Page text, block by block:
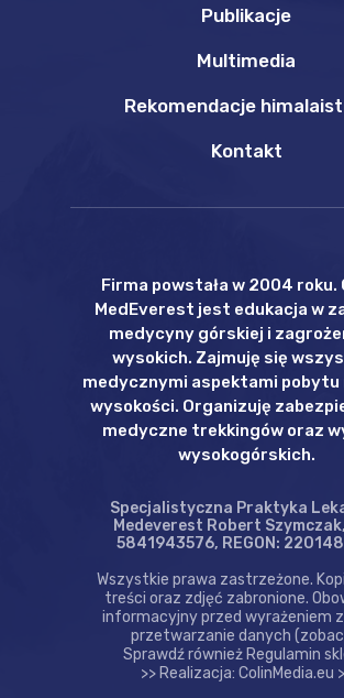
Publikacje
Multimedia
Rekomendacje
Kontakt
Firma powstała w 2004 roku.
MedEverest jest edukacja w
medycyny górskiej i
wysokich. Zajmuję się
medycznymi aspektami pobytu
wysokości. Organizuję
medyczne trekkingów oraz
wysokogórskich.
Specjalistyczna Praktyka
Medeverest Robert
5841943576, REGON:
Wszystkie prawa zastrzeżone.
treści oraz zdjęć zabronione.
informacyjny przed wyrażeniem
przetwarzanie danych
Sprawdź również Regulamin
>>Realizacja: ColinMedia.eu